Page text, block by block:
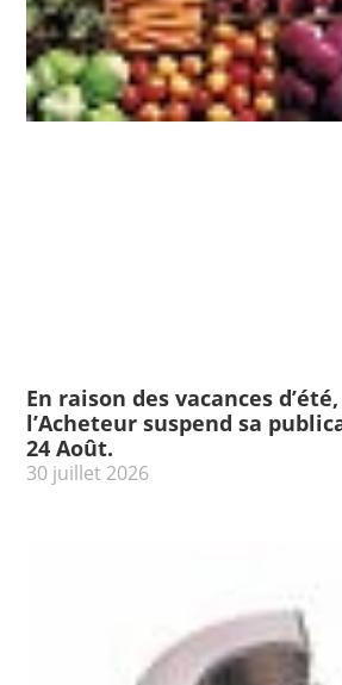
En raison des vacances
l’Acheteur suspend sa
24 Août.
30 juillet 2026